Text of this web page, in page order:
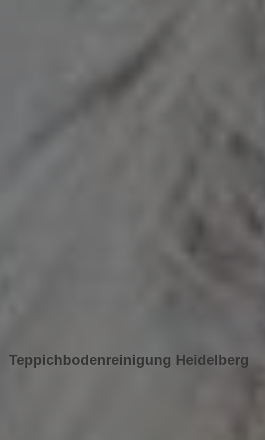
Teppichbodenreinigung Heidelberg